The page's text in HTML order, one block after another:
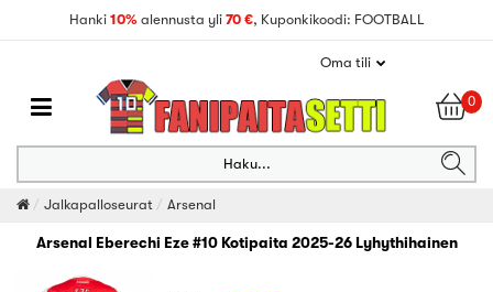
Hanki 10% alennusta yli 70 €, Kuponkikoodi: FOOTBALL
Oma tili
0
Haku...
Jalkapalloseurat Arsenal
Arsenal Eberechi Eze #10 Kotipaita 2025-26 Lyhythihainen